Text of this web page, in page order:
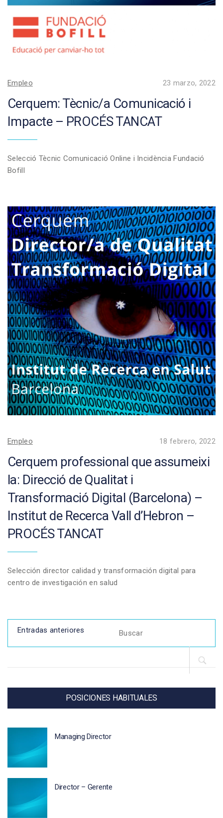
Empleo 23 marzo, 2022
Cerquem: Tècnic/a Comunicació i
Impacte – PROCÉS TANCAT
Selecció Tècnic Comunicació Online i Incidència Fundació
Bofill
Empleo 18 febrero, 2022
Cerquem professional que assumeixi
la: Direcció de Qualitat i
Transformació Digital (Barcelona) –
Institut de Recerca Vall d’Hebron –
PROCÉS TANCAT
Selección director calidad y transformación digital para
centro de investigación en salud
Navegación
entradas
Entradas anteriores
for:
POSICIONES HABITUALES
Managing Director
Director – Gerente